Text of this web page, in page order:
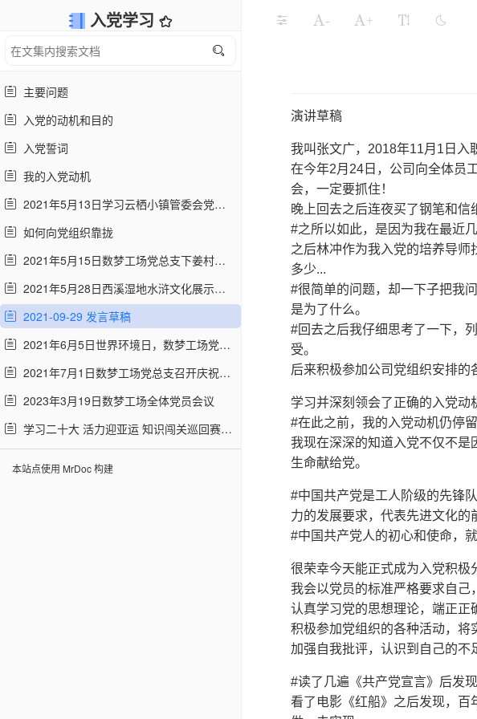
入党学习
主要问题
入党的动机和目的
入党誓词
我的入党动机
2021年5月13日学习云栖小镇管委会党委书记王喆宣讲
如何向党组织靠拢
2021年5月15日数梦工场党总支下姜村红色之旅
2021年5月28日西溪湿地水浒文化展示馆参观学习
2021-09-29 发言草稿
2021年6月5日世界环境日，数梦工场党总支 “徒步捡出美丽杭州” | 云上党建
2021年7月1日数梦工场党总支召开庆祝中国共产党成立100周年大会
2023年3月19日数梦工场全体党员会议
学习二十大 活力迎亚运 知识闯关巡回赛 答题范围
本站点使用 MrDoc 构建
- +
演讲草稿
我叫张文广，2018年11月1日入
在今年2月24日，公司向全体员
会，一定要抓住！
晚上回去之后连夜买了钢笔和信
#之所以如此，是因为我在最近
之后林冲作为我入党的培养导
多少...
#很简单的问题，却一下子把我
是为了什么。
#回去之后我仔细思考了一下，
受。
后来积极参加公司党组织安排的
学习并深刻领会了正确的入党动
#在此之前，我的入党动机仍停
我现在深深的知道入党不仅不是
生命献给党。
#中国共产党是工人阶级的先锋
力的发展要求，代表先进文化的
#中国共产党人的初心和使命，
很荣幸今天能正式成为入党积极
我会以党员的标准严格要求自己，
认真学习党的思想理论，端正正
积极参加党组织的各种活动，将
加强自我批评，认识到自己的不
#读了几遍《共产党宣言》后发
看了电影《红船》之后发现，百